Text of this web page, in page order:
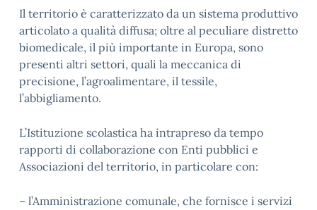
Il territorio è caratterizzato da un sistema produttivo
articolato a qualità diffusa; oltre al peculiare distretto
biomedicale, il più importante in Europa, sono
presenti altri settori, quali la meccanica di
precisione, l’agroalimentare, il tessile,
l’abbigliamento.
L’Istituzione scolastica ha intrapreso da tempo
rapporti di collaborazione con Enti pubblici e
Associazioni del territorio, in particolare con:
– l’Amministrazione comunale, che fornisce i servizi